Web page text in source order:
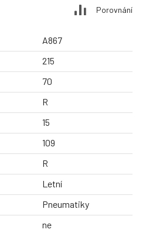
Porovnání
A867
215
70
R
15
109
R
Letní
Pneumatiky
ne